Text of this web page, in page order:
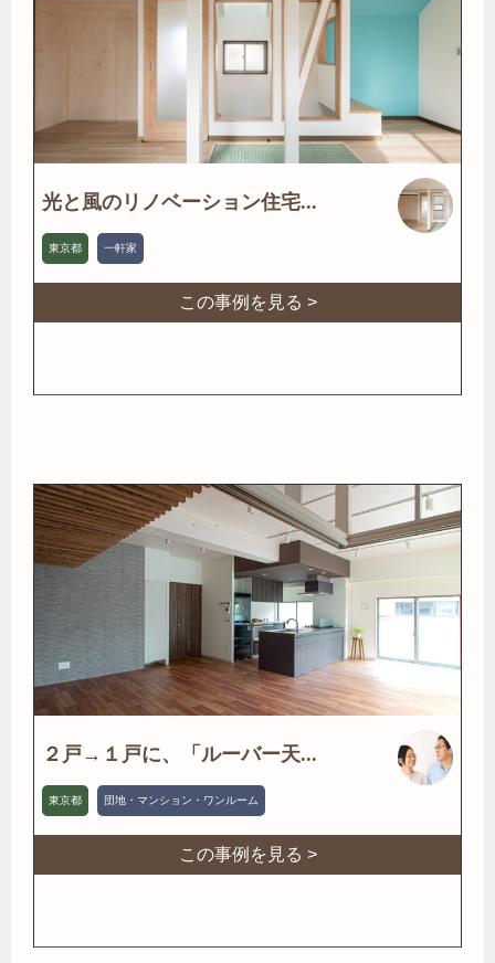
光と風のリノベーション住宅...
東京都 一軒家
この事例を見る >
２戸→１戸に、「ルーバー天...
東京都 団地・マンション・ワンルーム
この事例を見る >